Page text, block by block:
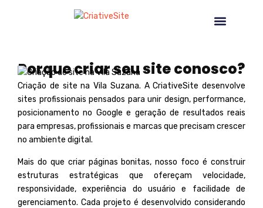
Porque criar seu site conosco?
Criação de site na Vila Suzana. ACriativeSite desenvolve
sites profissionais pensados para unir design, performance,
posicionamento no Google e geração de resultados reais
para empresas, profissionais e marcas que precisam crescer
no ambiente digital.
Mais do que criar páginas bonitas, nosso foco é construir
estruturas estratégicas que ofereçam velocidade,
responsividade, experiência do usuário e facilidade de
gerenciamento. Cada projeto é desenvolvido considerando